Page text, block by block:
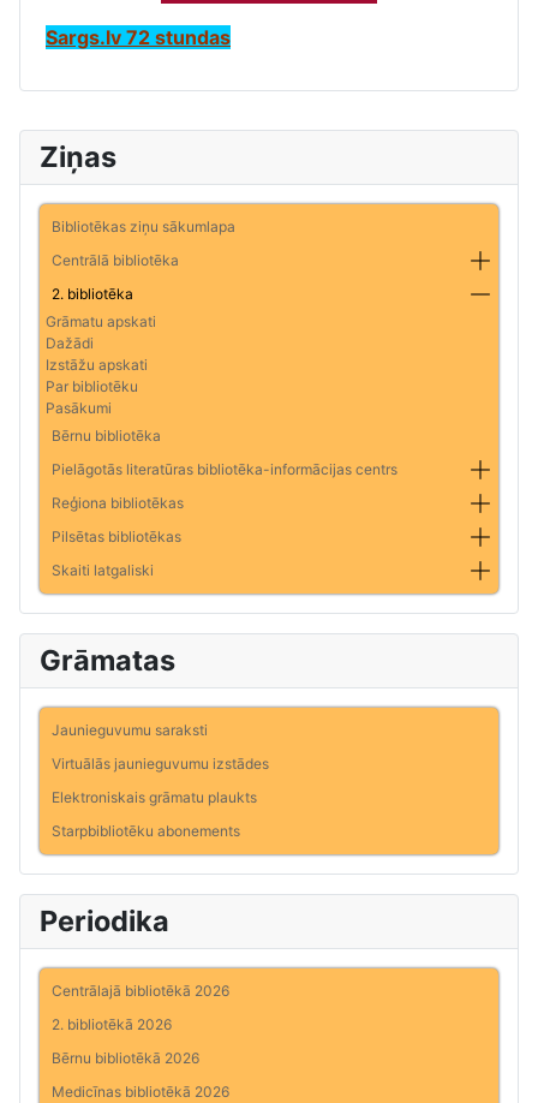
Ziņas
Bibliotēkas ziņu sākumlapa
Centrālā bibliotēka
2. bibliotēka
Grāmatu apskati
Dažādi
Izstāžu apskati
Par bibliotēku
Pasākumi
Bērnu bibliotēka
Pielāgotās literatūras bibliotēka-informācijas centrs
Reģiona bibliotēkas
Pilsētas bibliotēkas
Skaiti latgaliski
Grāmatas
Jaunieguvumu saraksti
Virtuālās jaunieguvumu izstādes
Elektroniskais grāmatu plaukts
Starpbibliotēku abonements
Periodika
Centrālajā bibliotēkā 2026
2. bibliotēkā 2026
Bērnu bibliotēkā 2026
Medicīnas bibliotēkā 2026
Sargs.lv 72 stundas